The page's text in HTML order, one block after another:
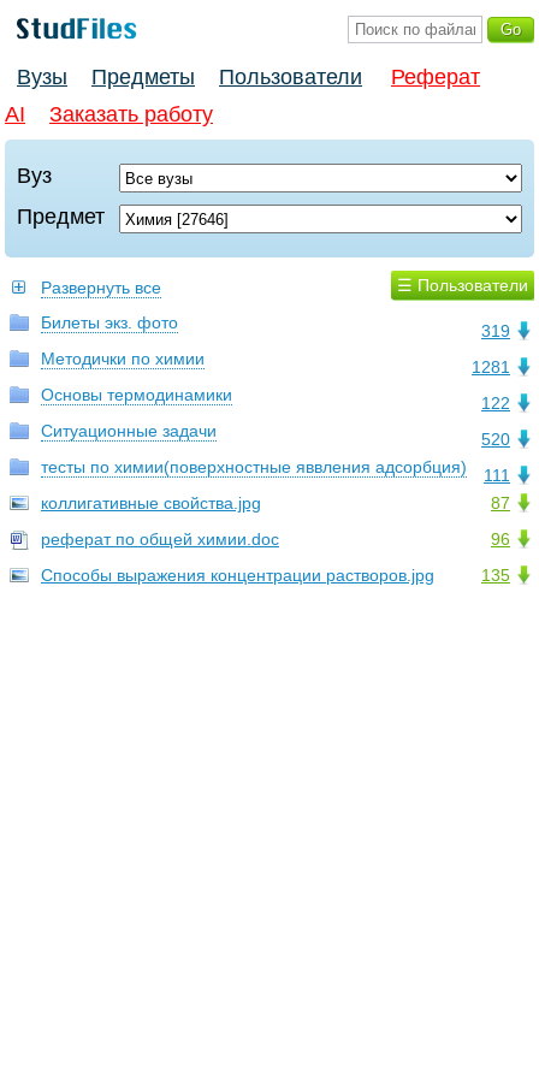
Вузы Предметы Пользователи
Реферат
AI
Заказать работу
Вуз
Предмет
☰ Пользователи
Развернуть все
319
Билеты экз. фото
1281
Методички по химии
122
Основы термодинамики
520
Ситуационные задачи
111
тесты по химии(поверхностные яввления адсорбция)
87
коллигативные свойства.jpg
96
реферат по общей химии.doc
135
Способы выражения концентрации растворов.jpg